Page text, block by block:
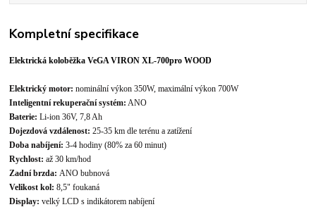
Kompletní specifikace
Elektrická koloběžka VeGA VIRON XL-700pro WOOD
Elektrický motor: nominální výkon 350W, maximální výkon 700W
Inteligentní rekuperační systém: ANO
Baterie: Li-ion 36V, 7,8 Ah
Dojezdová vzdálenost: 25-35 km dle terénu a zatížení
Doba nabíjení:3-4 hodiny (80% za 60 minut)
Rychlost:až 30 km/hod
Zadní brzda: ANO bubnová
Velikost kol:8,5" foukaná
Display:velký LCD s indikátorem nabíjení